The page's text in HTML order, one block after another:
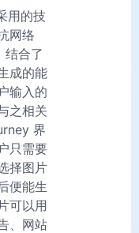
用的技
网络
结合了
成的能
输入的
之相关
界
只需要
择图片
便能生
可以用
、网站